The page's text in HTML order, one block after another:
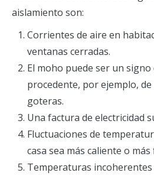
aislamiento son:
Corrientes de aire en
ventanas cerradas.
El moho puede ser un signo
procedente, por ejemplo,
goteras.
Una factura de electricidad
Fluctuaciones de
casa sea más caliente o
Temperaturas incoherentes